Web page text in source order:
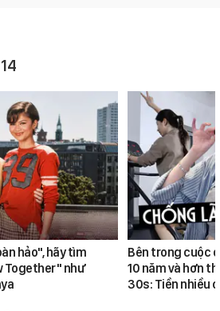
hảo", hãy tìm
Together" như
Bên trong cuộc
10 năm và hơn
30s: Tiền nhiều